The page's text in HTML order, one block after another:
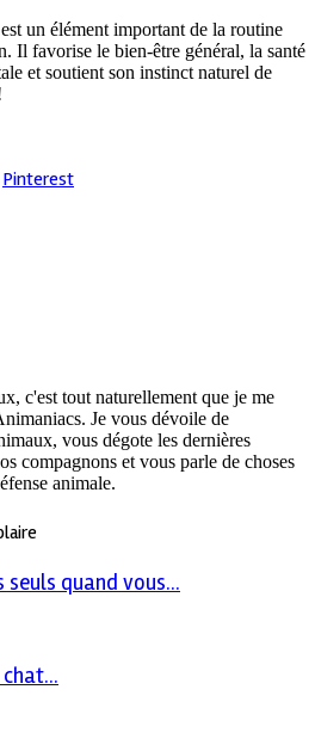
un élément important de la routine
Il favorise le bien-être général, la santé
et soutient son instinct naturel de
Pinterest
c'est tout naturellement que je me
Je vous dévoile de
vous dégote les dernières
compagnons et vous parle de choses
animale.
quand vous...